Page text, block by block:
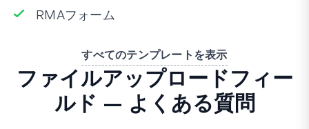
RMAフォーム
すべてのテンプレートを表示
ファイルアップロードフィー
ルド – よくある質問